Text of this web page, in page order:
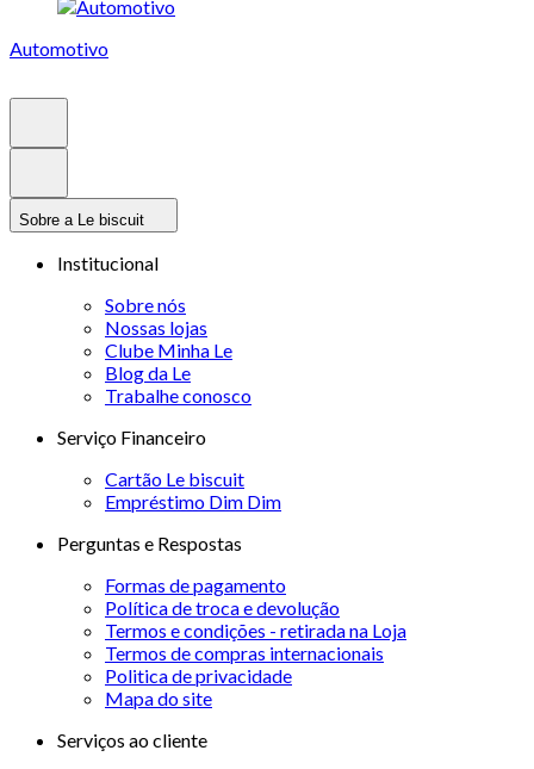
Automotivo
Sobre a Le biscuit
Institucional
Sobre nós
Nossas lojas
Clube Minha Le
Blog da Le
Trabalhe conosco
Serviço Financeiro
Cartão Le biscuit
Empréstimo Dim Dim
Perguntas e Respostas
Formas de pagamento
Política de troca e devolução
Termos e condições - retirada na Loja
Termos de compras internacionais
Politica de privacidade
Mapa do site
Serviços ao cliente